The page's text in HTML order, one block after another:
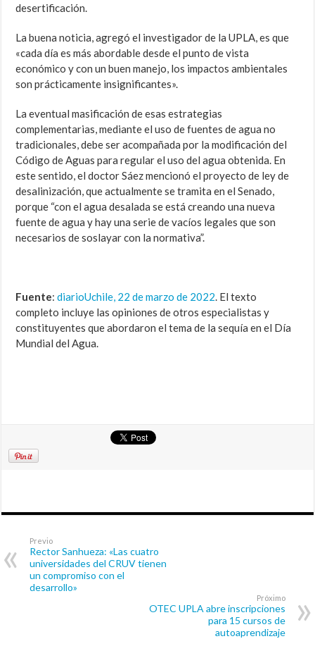
desertificación.
La buena noticia, agregó el investigador de la UPLA, es que
«cada día es más abordable desde el punto de vista
económico y con un buen manejo, los impactos ambientales
son prácticamente insignificantes».
La eventual masificación de esas estrategias
complementarias, mediante el uso de fuentes de agua no
tradicionales, debe ser acompañada por la modificación del
Código de Aguas para regular el uso del agua obtenida. En
este sentido, el doctor Sáez mencionó el proyecto de ley de
desalinización, que actualmente se tramita en el Senado,
porque “con el agua desalada se está creando una nueva
fuente de agua y hay una serie de vacíos legales que son
necesarios de soslayar con la normativa”.
Fuente:diarioUchile, 22 de marzo de 2022. El texto
completo incluye las opiniones de otros especialistas y
constituyentes que abordaron el tema de la sequía en el Día
Mundial del Agua.
Previo
Rector Sanhueza: «Las cuatro
universidades del CRUV tienen
un compromiso con el
desarrollo»
Próximo
OTEC UPLA abre inscripciones
para 15 cursos de
autoaprendizaje